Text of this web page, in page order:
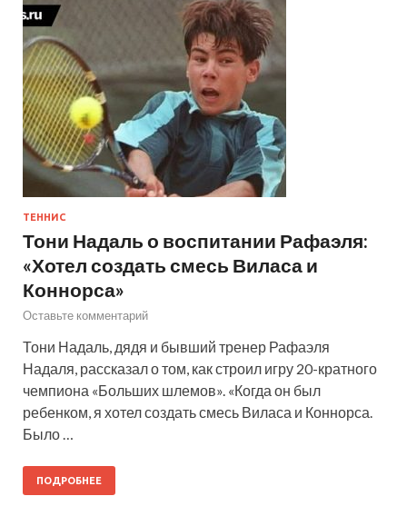
ТЕННИС
Тони Надаль о воспитании Рафаэля:
«Хотел создать смесь Виласа и
Коннорса»
Оставьте комментарий
Тони Надаль, дядя и бывший тренер Рафаэля
Надаля, рассказал о том, как строил игру 20-кратного
чемпиона «Больших шлемов». «Когда он был
ребенком, я хотел создать смесь Виласа и Коннорса.
Было …
ПОДРОБНЕЕ